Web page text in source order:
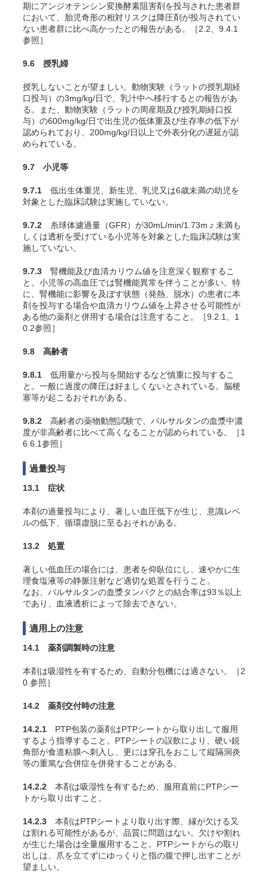
期にアンジオテンシン変換酵素阻害剤を投与された患者群
において、胎児奇形の相対リスクは降圧剤が投与されてい
ない患者群に比べ高かったとの報告がある 。［2.2、9.4.1
参照］
9.6 授乳婦
授乳しないことが望ましい。動物実験（ラットの授乳期経
口投与）の3mg/kg/日で、乳汁中へ移行するとの報告があ
る。また、動物実験（ラットの周産期及び授乳期経口投
与）の600mg/kg/日で出生児の低体重及び生存率の低下が
認められており、200mg/kg/日以上で外表分化の遅延が認
められている。
9.7 小児等
9.7.1 低出生体重児、新生児、乳児又は6歳未満の幼児を
対象とした臨床試験は実施していない。
9.7.2 糸球体濾過量（GFR）が30mL/min/1.73m 2 未満も
しくは透析を受けている小児等を対象とした臨床試験は実
施していない。
9.7.3 腎機能及び血清カリウム値を注意深く観察するこ
と。小児等の高血圧では腎機能異常を伴うことが多い。特
に、腎機能に影響を及ぼす状態（発熱、脱水）の患者に本
剤を投与する場合や血清カリウム値を上昇させる可能性が
ある他の薬剤と併用する場合は注意すること。［9.2.1、1
0.2参照］
9.8 高齢者
9.8.1 低用量から投与を開始するなど慎重に投与するこ
と。一般に過度の降圧は好ましくないとされている。脳梗
塞等が起こるおそれがある。
9.8.2 高齢者の薬物動態試験で、バルサルタンの血漿中濃
度が非高齢者に比べて高くなることが認められている。［1
6.6.1参照］
過量投与
13.1 症状
本剤の過量投与により、著しい血圧低下が生じ、意識レベ
ルの低下、循環虚脱に至るおそれがある。
13.2 処置
著しい低血圧の場合には、患者を仰臥位にし、速やかに生
理食塩液等の静脈注射など適切な処置を行うこと。
なお、バルサルタンの血漿タンパクとの結合率は93％以上
であり、血液透析によって除去できない。
適用上の注意
14.1 薬剤調製時の注意
本剤は吸湿性を有するため、自動分包機には適さない。［2
0.参照］
14.2 薬剤交付時の注意
14.2.1 PTP包装の薬剤はPTPシートから取り出して服用
するよう指導すること。PTPシートの誤飲により、硬い鋭
角部が食道粘膜へ刺入し、更には穿孔をおこして縦隔洞炎
等の重篤な合併症を併発することがある。
14.2.2 本剤は吸湿性を有するため、服用直前にPTPシー
トから取り出すこと。
14.2.3 本剤はPTPシートより取り出す際、縁が欠ける又
は割れる可能性があるが、品質に問題はない。欠けや割れ
が生じた場合は全量服用すること。PTPシートからの取り
出しは、爪を立てずにゆっくりと指の腹で押し出すことが
望ましい。